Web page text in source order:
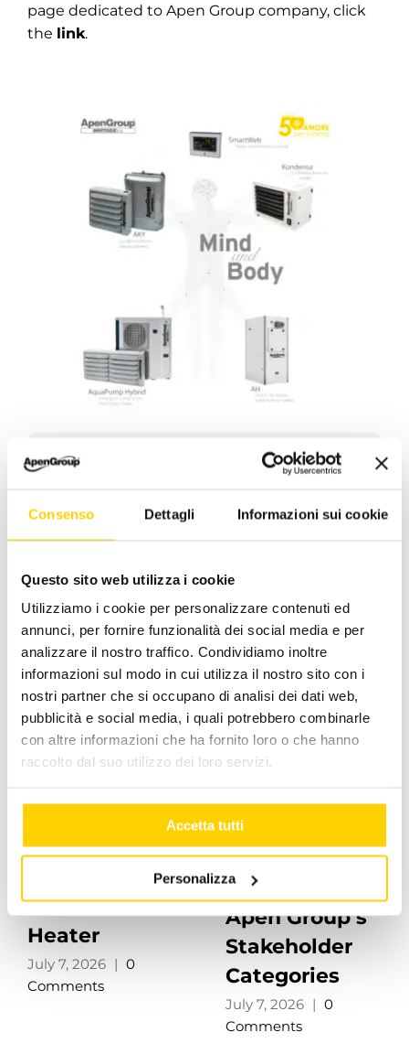
Consenso Dettagli Informazioni sui cookie
Questo sito web utilizza i cookie
Utilizziamo i cookie per personalizzare contenuti ed
annunci, per fornire funzionalità dei social media e per
analizzare il nostro traffico. Condividiamo inoltre
informazioni sul modo in cui utilizza il nostro sito con i
nostri partner che si occupano di analisi dei dati web,
pubblicità e social media, i quali potrebbero combinarle
con altre informazioni che ha fornito loro o che hanno
raccolto dal suo utilizzo dei loro servizi.
Accetta tutti
Personalizza
page dedicated to Apen Group company, click
the link.
news -en
Related Posts
Warm Air
Heater
July 7, 2026 | 0
Comments
Apen Group’s
Stakeholder
Categories
July 7, 2026 | 0
Comments